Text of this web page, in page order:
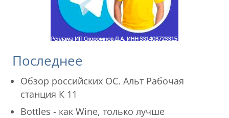
Последнее
Обзор российских ОС. Альт Рабочая
станция К 11
Bottles - как Wine, только лучше